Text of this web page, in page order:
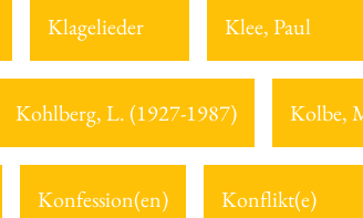
Klagelieder Klee, Paul
Kohlberg, L. (1927-1987) Kolbe,
Konfession(en) Konflikt(e)